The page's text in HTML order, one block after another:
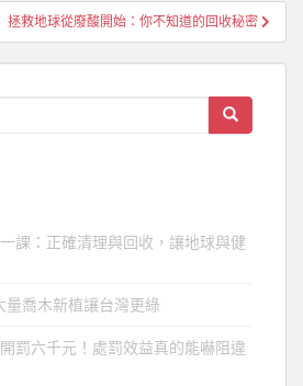
拯救地球從廢酸開始：你不知道的回收秘密
課：正確清理與回收，讓地球與健
喬木新植讓台灣更綠
罰六千元！處罰效益真的能嚇阻違